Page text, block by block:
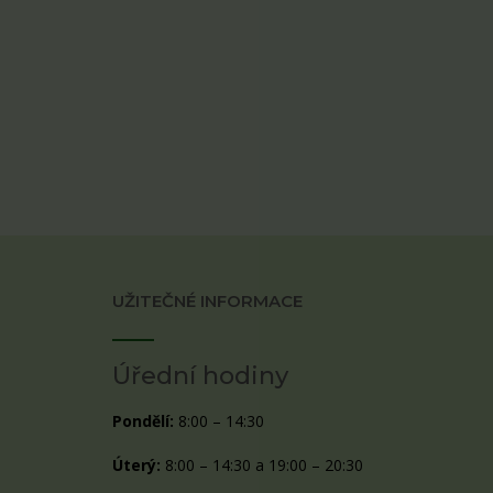
UŽITEČNÉ INFORMACE
Úřední hodiny
Pondělí: 8:00 – 14:30
Úterý: 8:00 – 14:30 a 19:00 – 20:30